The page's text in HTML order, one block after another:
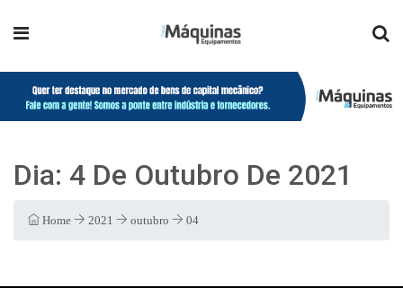
Dia: 4 De Outubro De 2021
Home 2021 outubro 04